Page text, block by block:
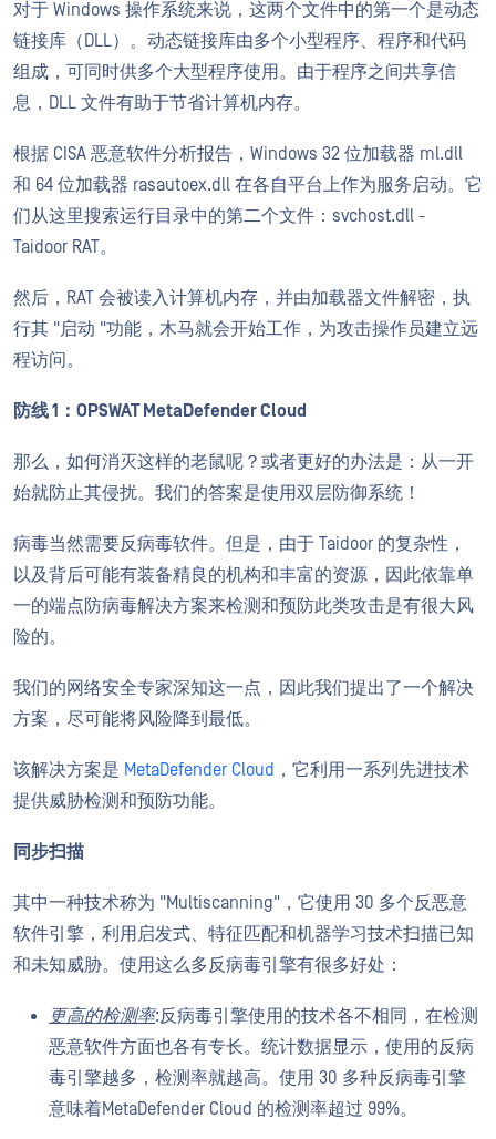
对于 Windows 操作系统来说，这两个文件中的第一个是动态
链接库（DLL）。动态链接库由多个小型程序、程序和代码
组成，可同时供多个大型程序使用。由于程序之间共享信
息，DLL 文件有助于节省计算机内存。
根据 CISA 恶意软件分析报告，Windows 32 位加载器 ml.dll
和 64 位加载器 rasautoex.dll 在各自平台上作为服务启动。它
们从这里搜索运行目录中的第二个文件：svchost.dll -
Taidoor RAT。
然后，RAT 会被读入计算机内存，并由加载器文件解密，执
行其 "启动 "功能，木马就会开始工作，为攻击操作员建立远
程访问。
防线 1：OPSWAT MetaDefender Cloud
那么，如何消灭这样的老鼠呢？或者更好的办法是：从一开
始就防止其侵扰。我们的答案是使用双层防御系统！
病毒当然需要反病毒软件。但是，由于 Taidoor 的复杂性，
以及背后可能有装备精良的机构和丰富的资源，因此依靠单
一的端点防病毒解决方案来检测和预防此类攻击是有很大风
险的。
我们的网络安全专家深知这一点，因此我们提出了一个解决
方案，尽可能将风险降到最低。
该解决方案是 MetaDefender Cloud ，它利用一系列先进技术
提供威胁检测和预防功能。
同步扫描
其中一种技术称为 "Multiscanning"，它使用 30 多个反恶意
软件引擎，利用启发式、特征匹配和机器学习技术扫描已知
和未知威胁。使用这么多反病毒引擎有很多好处：
更高的检测率:反病毒引擎使用的技术各不相同，在检测
恶意软件方面也各有专长。统计数据显示，使用的反病
毒引擎越多，检测率就越高。使用 30 多种反病毒引擎
意味着MetaDefender Cloud 的检测率超过 99%。